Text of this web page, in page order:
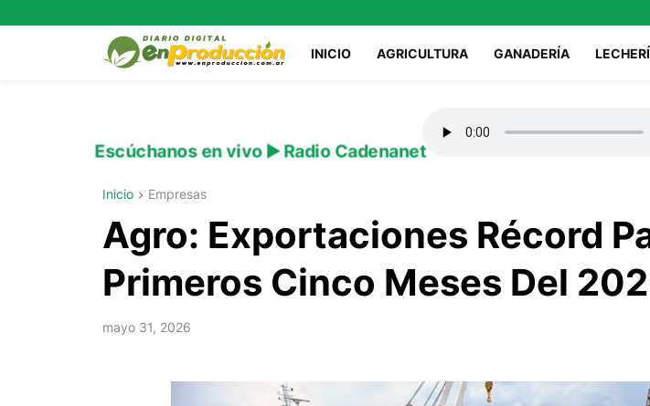
INICIO AGRICULTURA GANADERÍA
Escúchanos en vivo ▶️ Radio Cadenanet
Inicio Empresas
Agro: Exportaciones Récord
Primeros Cinco Meses Del
mayo 31, 2026